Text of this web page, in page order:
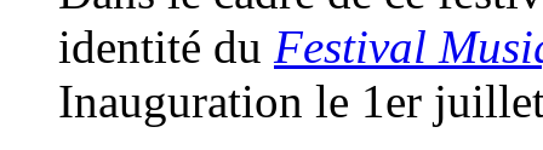
identité du Festival
Inauguration le 1er